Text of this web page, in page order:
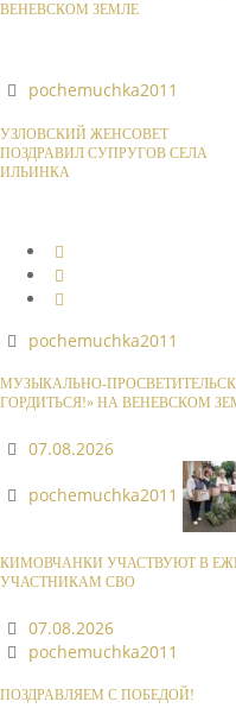
ВЕНЕВСКОМ ЗЕМЛЕ
pochemuchka2011
УЗЛОВСКИЙ ЖЕНСОВЕТ
ПОЗДРАВИЛ СУПРУГОВ СЕЛА
ИЛЬИНКА
pochemuchka2011
МУЗЫКАЛЬНО-
ГОРДИТЬСЯ!» НА ВЕНЕВСКОМ
07.08.2026
pochemuchka2011
КИМОВЧАНКИ УЧАСТВУЮТ В
УЧАСТНИКАМ СВО
07.08.2026
pochemuchka2011
ПОЗДРАВЛЯЕМ С ПОБЕДОЙ!